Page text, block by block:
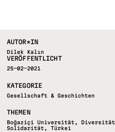
AUTOR*IN
Dilek Kalın
VERÖFFENTLICHT
25-02-2021
KATEGORIE
Gesellschaft & Geschichten
THEMEN
Boğaziçi Universität , Diversität
Solidarität ,Türkei